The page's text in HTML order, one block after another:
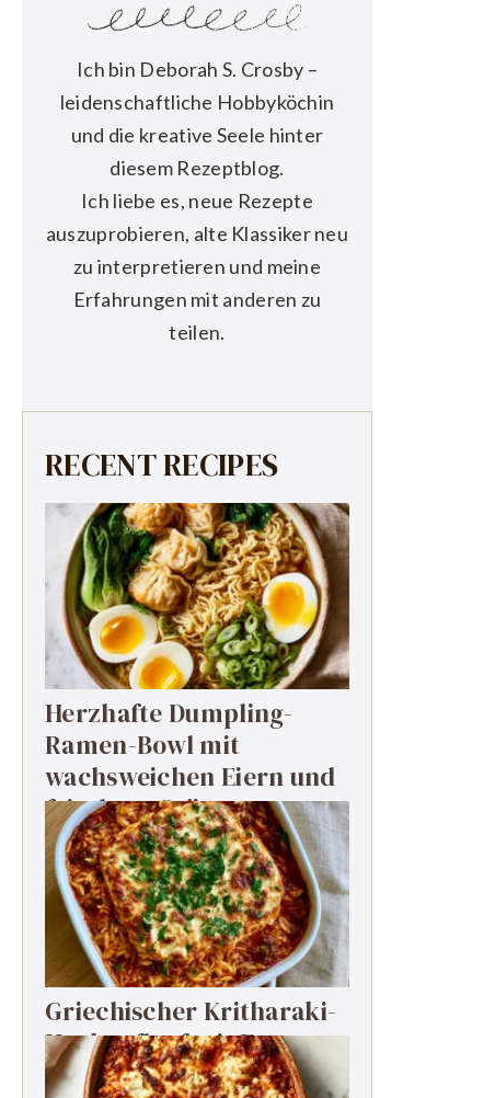
Ich bin Deborah S. Crosby –
leidenschaftliche Hobbyköchin
und die kreative Seele hinter
diesem Rezeptblog.
Ich liebe es, neue Rezepte
auszuprobieren, alte Klassiker neu
zu interpretieren und meine
Erfahrungen mit anderen zu
teilen.
RECENT RECIPES
Herzhafte Dumpling-
Ramen-Bowl mit
wachsweichen Eiern und
frischem Grün
Griechischer Kritharaki-
Hackauflauf mit Feta